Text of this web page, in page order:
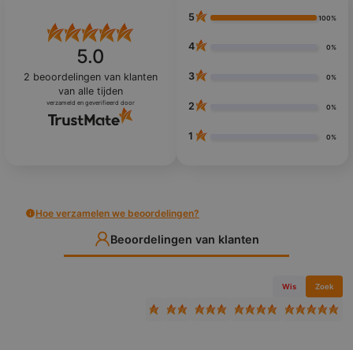
5.0
2 beoordelingen van klanten
van alle tijden
verzameld en geverifieerd door
5 100%
4 0%
3 0%
2 0%
1 0%
Hoe verzamelen we beoordelingen?
Beoordelingen van klanten
Wis Zoek